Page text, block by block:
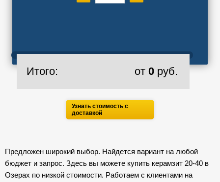
Итого: от 0 руб.
Узнать стоимость с
доставкой
Предложен широкий выбор. Найдется вариант на любой
бюджет и запрос. Здесь вы можете купить керамзит 20-40 в
Озерах по низкой стоимости. Работаем с клиентами на